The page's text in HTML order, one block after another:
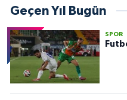
Geçen Yıl Bugün
SPOR